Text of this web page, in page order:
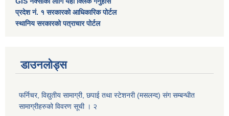
प्रदेश नं. १ सरकारको आधिकारिक पोर्टल
स्थानिय सरकारको पत्राचार पोर्टल
डाउनलोड्स
फर्निचर, विद्युतीय सामाग्री, छपाई तथा स्टेशनरी (मसलन्द) संग सम्बन्धीत
सामाग्रीहरुको विवरण सूची । २